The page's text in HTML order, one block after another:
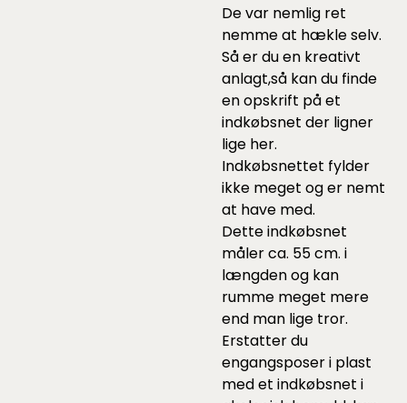
De var nemlig ret
nemme at hækle selv.
Så er du en kreativt
anlagt,så kan du finde
en opskrift på et
indkøbsnet der ligner
lige her.
Indkøbsnettet fylder
ikke meget og er nemt
at have med.
Dette indkøbsnet
måler ca. 55 cm. i
længden og kan
rumme meget mere
end man lige tror.
Erstatter du
engangsposer i plast
med et indkøbsnet i